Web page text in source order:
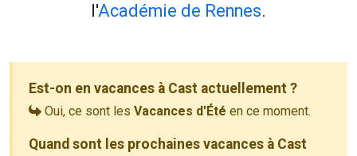
l'Académie de Rennes.
Est-on en vacances à Cast actuellement ?
Oui, ce sont les Vacances d'Été en ce moment.
Quand sont les prochaines vacances à Cast